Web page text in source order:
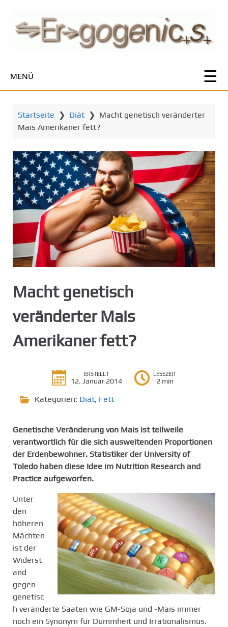
t
MENÜ
Startseite ❯ Diät ❯ Macht genetisch veränderter
Mais Amerikaner fett?
Macht genetisch
veränderter Mais
Amerikaner fett?
ERSTELLT
12. Januar 2014
LESEZEIT
2 min
Kategorien: Diät, Fett
Genetische Veränderung von Mais ist teilweile
verantwortlich für die sich ausweitenden Proportionen
der Erdenbewohner. Statistiker der University of
Toledo haben diese Idee im Nutrition Research and
Practice aufgeworfen.
Unter
den
höheren
Mächten
ist der
Widerst
and
gegen
genetisc
h veränderte Saaten wie GM-Soja und -Mais immer
noch ein Synonym für Dummheit und Irrationalismus.